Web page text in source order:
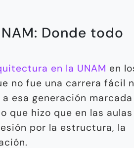
Donde todo
en la UNAM en
no fue una carrera fácil
esa generación marcada
que hizo que en las aulas
por la estructura, la